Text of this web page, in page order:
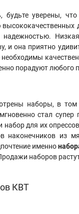
уверены,
надежностью.
и она приятно
порадуют
наборы, в
стал
для их
наконечников из
именно
наборов
КВТ